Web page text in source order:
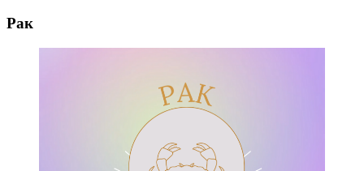
Рак